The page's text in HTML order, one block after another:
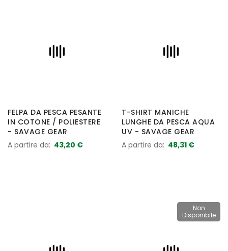
FELPA DA PESCA PESANTE
IN COTONE / POLIESTERE
- SAVAGE GEAR
A partire da 43,20 €
T-SHIRT MANICHE
LUNGHE DA PESCA AQUA
UV - SAVAGE GEAR
A partire da 48,31 €
Non
Disponibile